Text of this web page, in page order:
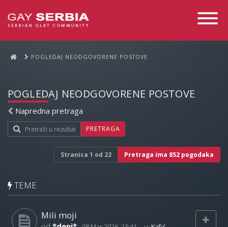
Toggle
POGLEDAJ NEODGOVORENE POSTOVE
POGLEDAJ NEODGOVORENE POSTOVE
Napredna pretraga
PRETRAGA
Stranica 1 od 22 Pretraga ima 852 pogodaka
TEME
Mili moji